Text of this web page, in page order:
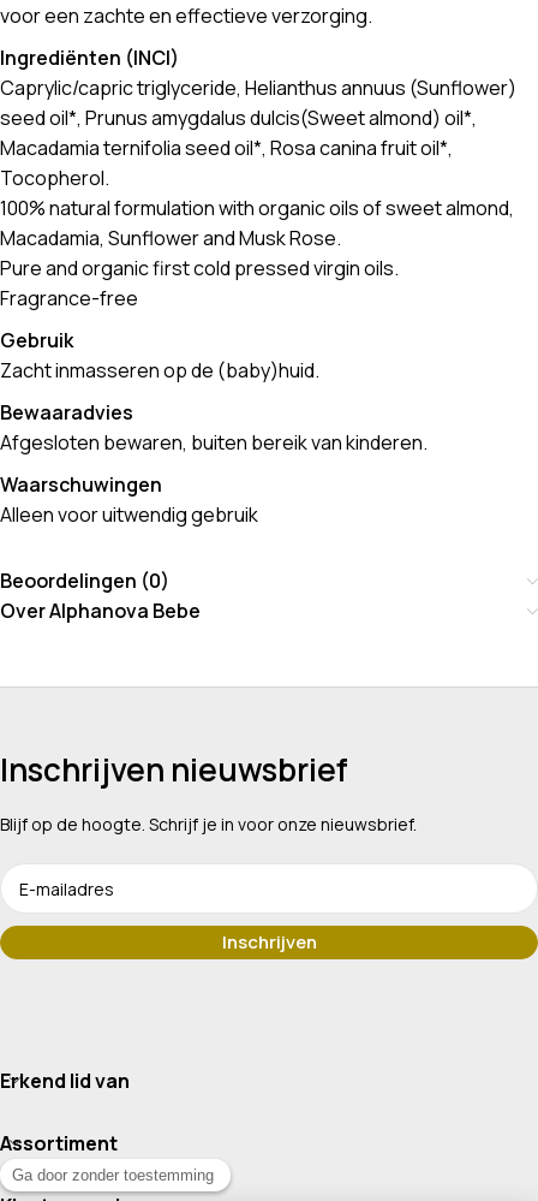
voor een zachte en effectieve verzorging.
Ingrediënten (INCI)
Caprylic/capric triglyceride, Helianthus annuus (Sunflower)
seed oil*, Prunus amygdalus dulcis(Sweet almond) oil*,
Macadamia ternifolia seed oil*, Rosa canina fruit oil*,
Tocopherol.
100% natural formulation with organic oils of sweet almond,
Macadamia, Sunflower and Musk Rose.
Pure and organic first cold pressed virgin oils.
Fragrance-free
Gebruik
Zacht inmasseren op de (baby)huid.
Bewaaradvies
Afgesloten bewaren, buiten bereik van kinderen.
Waarschuwingen
Alleen voor uitwendig gebruik
Beoordelingen (0)
Over Alphanova Bebe
Inschrijven nieuwsbrief
Blijf op de hoogte. Schrijf je in voor onze nieuwsbrief.
Erkend lid van
Assortiment